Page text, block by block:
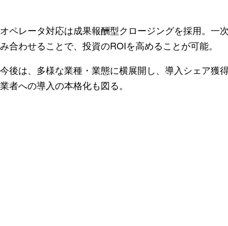
オペレータ対応は成果報酬型クロージングを採用。一
み合わせることで、投資のROIを高めることが可能。
今後は、多様な業種・業態に横展開し、導入シェア獲
業者への導入の本格化も図る。